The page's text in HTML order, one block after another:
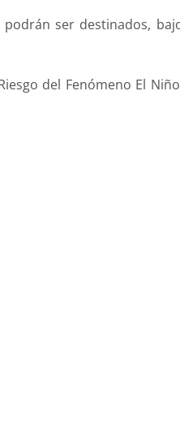
ser destinados,
del Fenómeno El